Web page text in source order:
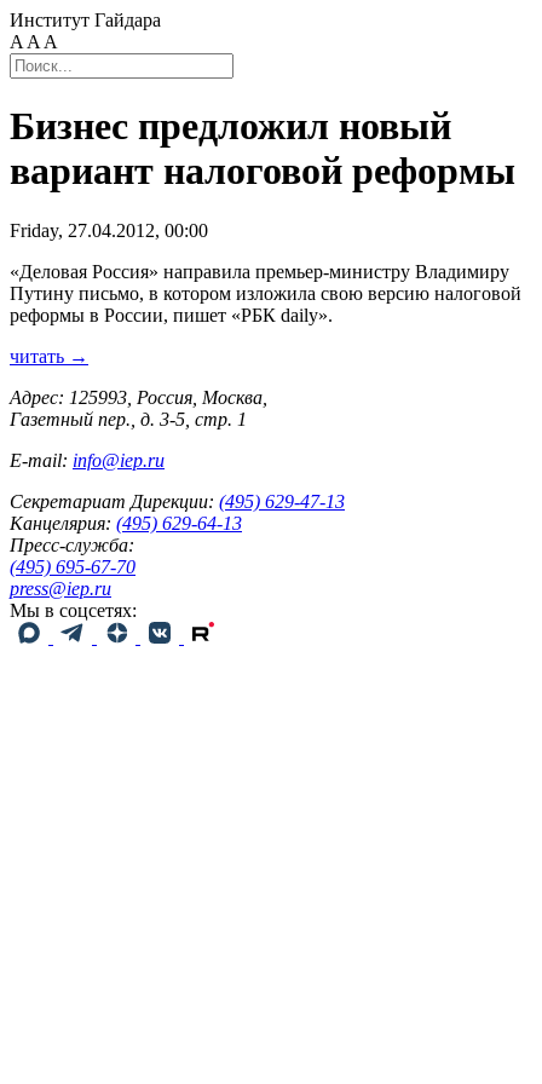
Институт Гайдара
A A A
Бизнес предложил новый
вариант налоговой реформы
Friday, 27.04.2012, 00:00
«Деловая Россия» направила премьер-министру Владимиру
Путину письмо, в котором изложила свою версию налоговой
реформы в России, пишет «РБК daily».
читать →
Адрес: 125993, Россия, Москва,
Газетный пер., д. 3-5, стр. 1
E-mail: info@iep.ru
Секретариат Дирекции: (495) 629-47-13
Канцелярия: (495) 629-64-13
Пресс-служба:
(495) 695-67-70
press@iep.ru
Мы в соцсетях: